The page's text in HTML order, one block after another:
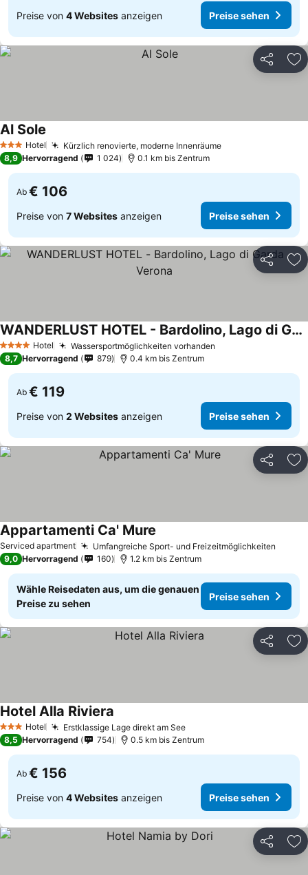
Preise von 4 Websites anzeigen Preise sehen
Teilen
3 SterneHotel Kürzlich renovierte, moderne Innenräume
Al Sole
8,9 Hervorragend 1 024 0.1 km bis Zentrum
Ab € 106
Preise von 7 Websites anzeigen Preise sehen
Teilen
4 Sterne Hotel Wassersportmöglichkeiten vorhanden
WANDERLUST HOTEL - Bardolino, Lago di Garda - Verona
8,7 Hervorragend 879 0.4 km bis Zentrum
Ab € 119
Preise von 2 Websites anzeigen Preise sehen
Teilen
Serviced apartment Umfangreiche Sport- und Freizeitmöglichkeiten
Appartamenti Ca' Mure
9,0 Hervorragend 160 1.2 km bis Zentrum
Wähle Reisedaten aus, um die genauen
Preise zu sehen
Preise sehen
Teilen
3 SterneHotel Erstklassige Lage direkt am See
Hotel Alla Riviera
8,5 Hervorragend 754 0.5 km bis Zentrum
Ab € 156
Preise von 4 Websites anzeigen Preise sehen
Teilen